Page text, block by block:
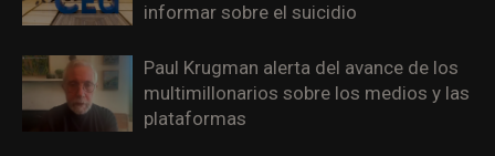
informar sobre el suicidio
Paul Krugman alerta del avance de los
multimillonarios sobre los medios y las
plataformas